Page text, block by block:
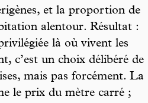
et la proportion de
alentour. Résultat :
là où vivent les
c’est un choix délibéré de
mais pas forcément. La
le prix du mètre carré ;